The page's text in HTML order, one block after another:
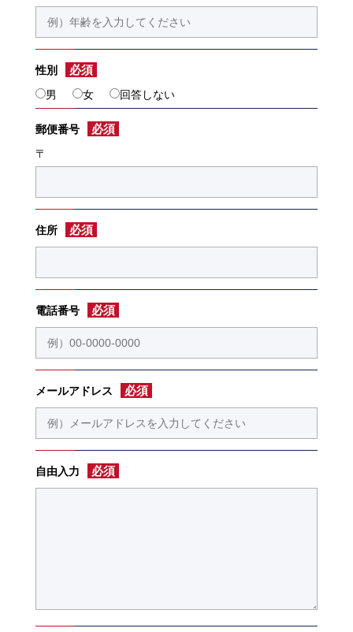
性別 必須
男 女 回答しない
郵便番号 必須
〒
住所 必須
電話番号 必須
メールアドレス 必須
自由入力 必須